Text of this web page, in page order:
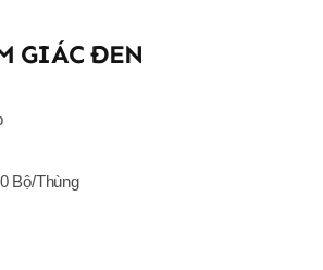
GIÁC ĐEN
Bộ/Thùng